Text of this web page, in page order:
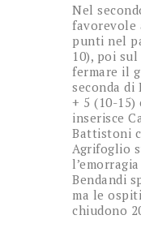
Nel
favorevole
punti nel
10), poi sul
fermare il
seconda di
+ 5 (10-15)
inserisce
Battistoni
Agrifoglio
Bendandi
ma le
chiudono